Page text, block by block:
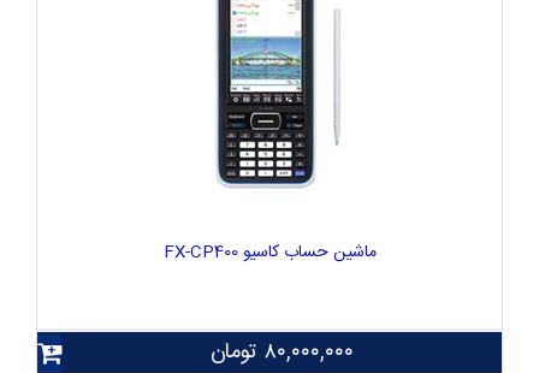
ماشین حساب کاسیو FX-CP400
۸۰,۰۰۰,۰۰۰ تومان